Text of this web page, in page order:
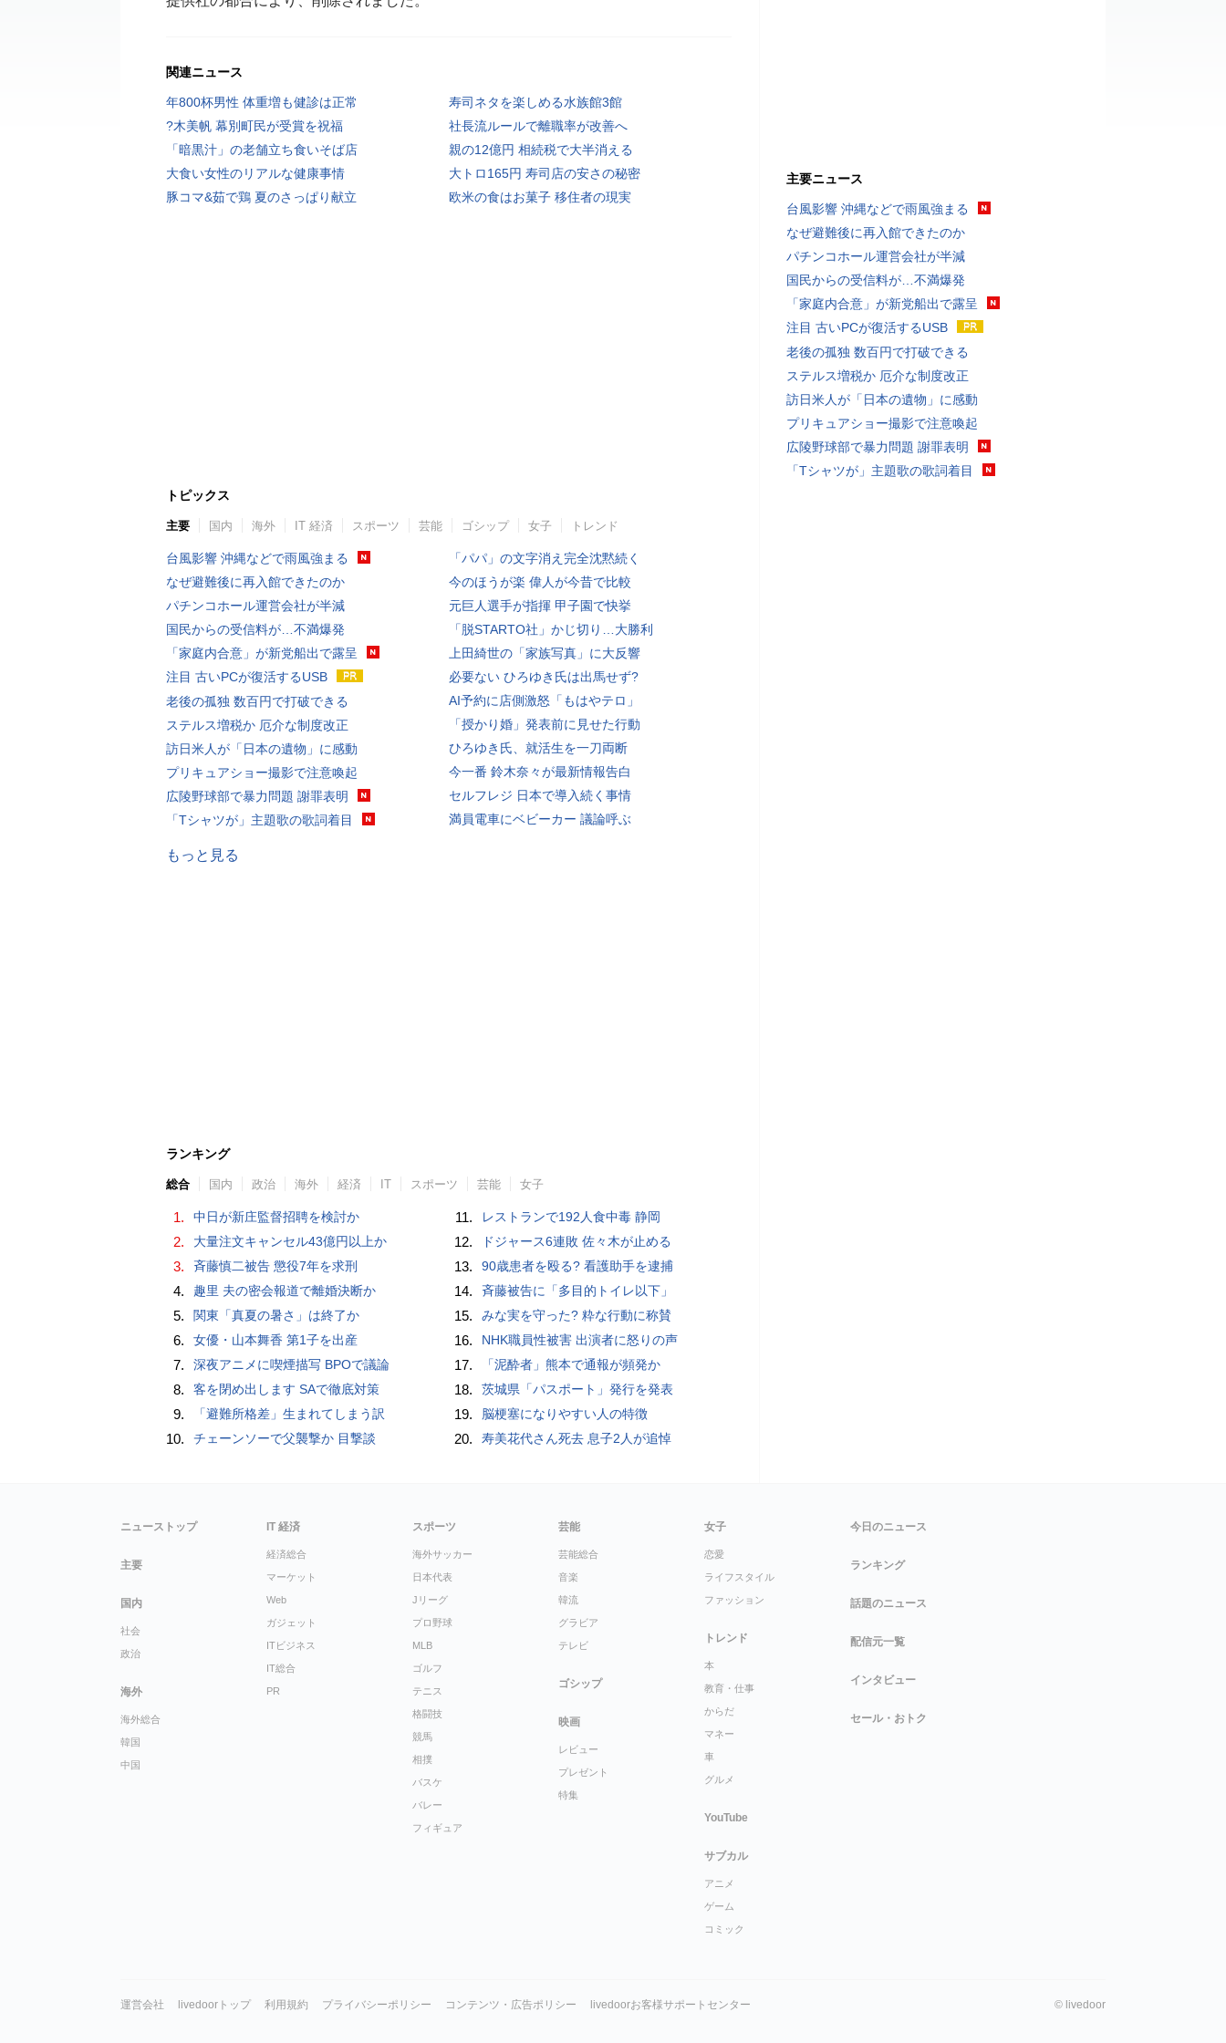
関連ニュース
年800杯男性 体重増も健診は正常
寿司ネタを楽しめる水族館3館
?木美帆 幕別町民が受賞を祝福
社長流ルールで離職率が改善へ
「暗黒汁」の老舗立ち食いそば店
親の12億円 相続税で大半消える
大食い女性のリアルな健康事情
大トロ165円 寿司店の安さの秘密
豚コマ&茹で鶏 夏のさっぱり献立
欧米の食はお菓子 移住者の現実
トピックス
主要 国内 海外 IT 経済 スポーツ 芸能 ゴシップ 女子 トレンド
台風影響 沖縄などで雨風強まる
なぜ避難後に再入館できたのか
パチンコホール運営会社が半減
国民からの受信料が…不満爆発
「家庭内合意」が新党船出で露呈
注目 古いPCが復活するUSB
老後の孤独 数百円で打破できる
ステルス増税か 厄介な制度改正
訪日米人が「日本の遺物」に感動
プリキュアショー撮影で注意喚起
広陵野球部で暴力問題 謝罪表明
「Tシャツが」主題歌の歌詞着目
「パパ」の文字消え完全沈黙続く
今のほうが楽 偉人が今昔で比較
元巨人選手が指揮 甲子園で快挙
「脱STARTO社」かじ切り…大勝利
上田綺世の「家族写真」に大反響
必要ない ひろゆき氏は出馬せず?
AI予約に店側激怒「もはやテロ」
「授かり婚」発表前に見せた行動
ひろゆき氏、就活生を一刀両断
今一番 鈴木奈々が最新情報告白
セルフレジ 日本で導入続く事情
満員電車にベビーカー 議論呼ぶ
もっと見る
ランキング
総合 国内 政治 海外 経済 IT スポーツ 芸能 女子
1. 中日が新庄監督招聘を検討か
2. 大量注文キャンセル43億円以上か
3. 斉藤慎二被告 懲役7年を求刑
4. 趣里 夫の密会報道で離婚決断か
5. 関東「真夏の暑さ」は終了か
6. 女優・山本舞香 第1子を出産
7. 深夜アニメに喫煙描写 BPOで議論
8. 客を閉め出します SAで徹底対策
9. 「避難所格差」生まれてしまう訳
10. チェーンソーで父襲撃か 目撃談
11. レストランで192人食中毒 静岡
12. ドジャース6連敗 佐々木が止める
13. 90歳患者を殴る? 看護助手を逮捕
14. 斉藤被告に「多目的トイレ以下」
15. みな実を守った? 粋な行動に称賛
16. NHK職員性被害 出演者に怒りの声
17. 「泥酔者」熊本で通報が頻発か
18. 茨城県「パスポート」発行を発表
19. 脳梗塞になりやすい人の特徴
20. 寿美花代さん死去 息子2人が追悼
主要ニュース
台風影響 沖縄などで雨風強まる
なぜ避難後に再入館できたのか
パチンコホール運営会社が半減
国民からの受信料が…不満爆発
「家庭内合意」が新党船出で露呈
注目 古いPCが復活するUSB
老後の孤独 数百円で打破できる
ステルス増税か 厄介な制度改正
訪日米人が「日本の遺物」に感動
プリキュアショー撮影で注意喚起
広陵野球部で暴力問題 謝罪表明
「Tシャツが」主題歌の歌詞着目
ニューストップ
主要
国内
社会
政治
海外
海外総合
韓国
中国
IT 経済
経済総合
マーケット
Web
ガジェット
ITビジネス
IT総合
PR
スポーツ
海外サッカー
日本代表
Jリーグ
プロ野球
MLB
ゴルフ
テニス
格闘技
競馬
相撲
バスケ
バレー
フィギュア
芸能
芸能総合
音楽
韓流
グラビア
テレビ
ゴシップ
映画
レビュー
プレゼント
特集
女子
恋愛
ライフスタイル
ファッション
トレンド
本
教育・仕事
からだ
マネー
車
グルメ
YouTube
サブカル
アニメ
ゲーム
コミック
今日のニュース
ランキング
話題のニュース
配信元一覧
インタビュー
セール・おトク
運営会社 livedoorトップ 利用規約 プライバシーポリシー コンテンツ・広告ポリシー livedoorお客様サポートセンター © livedoor